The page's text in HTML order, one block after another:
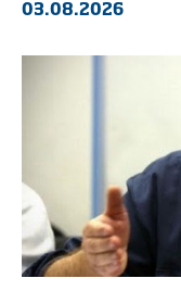
03.08.2026